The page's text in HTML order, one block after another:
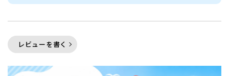
レビューを書く